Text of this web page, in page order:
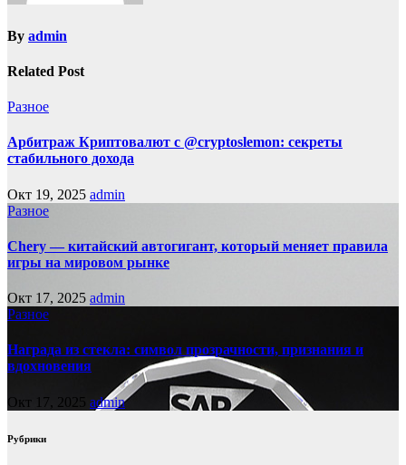
By admin
Related Post
Разное
Арбитраж Криптовалют с @cryptoslemon: секреты
стабильного дохода
Окт 19, 2025 admin
Разное
Chery — китайский автогигант, который меняет правила
игры на мировом рынке
Окт 17, 2025 admin
Разное
Награда из стекла: символ прозрачности, признания и
вдохновения
Окт 17, 2025 admin
Рубрики